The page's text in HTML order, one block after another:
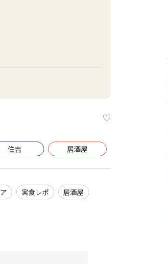
住吉 居酒屋
実食レポ
居酒屋